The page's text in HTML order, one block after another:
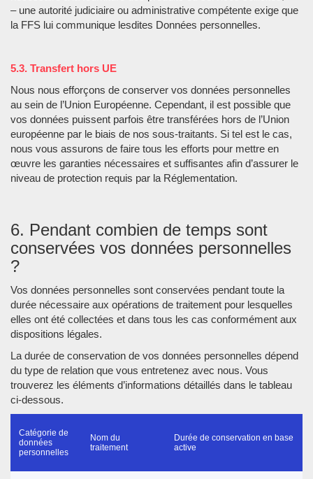
– une autorité judiciaire ou administrative compétente exige que
la FFS lui communique lesdites Données personnelles.
5.3. Transfert hors UE
Nous nous efforçons de conserver vos données personnelles
au sein de l’Union Européenne. Cependant, il est possible que
vos données puissent parfois être transférées hors de l’Union
européenne par le biais de nos sous-traitants. Si tel est le cas,
nous vous assurons de faire tous les efforts pour mettre en
œuvre les garanties nécessaires et suffisantes afin d’assurer le
niveau de protection requis par la Réglementation.
6. Pendant combien de temps sont
conservées vos données personnelles
?
Vos données personnelles sont conservées pendant toute la
durée nécessaire aux opérations de traitement pour lesquelles
elles ont été collectées et dans tous les cas conformément aux
dispositions légales.
La durée de conservation de vos données personnelles dépend
du type de relation que vous entretenez avec nous. Vous
trouverez les éléments d’informations détaillés dans le tableau
ci-dessous.
Catégorie de
données
personnelles
Nom du
traitement
Durée de conservation en base
active